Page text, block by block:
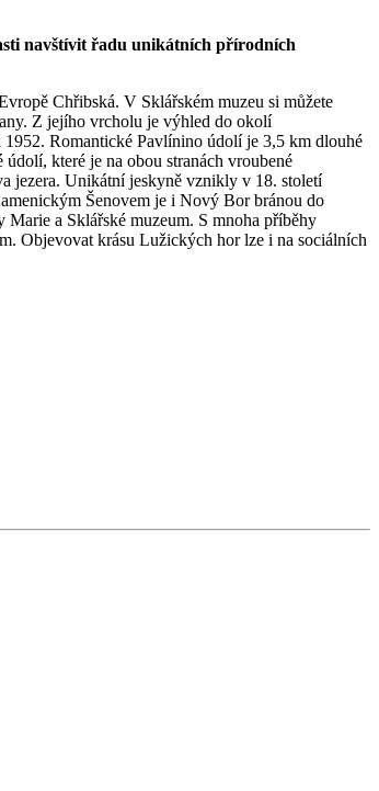
navštívit řadu unikátních přírodních
Chřibská. V Sklářském muzeu si můžete
Z jejího vrcholu je výhled do okolí
1952. Romantické Pavlínino údolí je 3,5 km dlouhé
které je na obou stranách vroubené
jezera. Unikátní jeskyně vznikly v 18. století
Šenovem je i Nový Bor bránou do
a Sklářské muzeum. S mnoha příběhy
Objevovat krásu Lužických hor lze i na sociálních